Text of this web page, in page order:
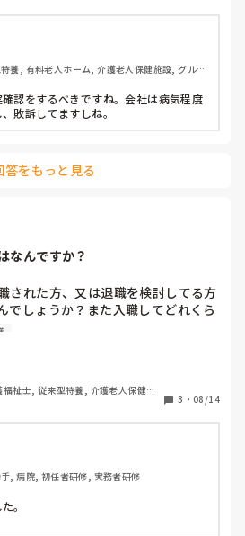
www
ゃ
しれんやん
養, 有料老人ホーム, 介護老人保健施設, グルー
認をするべきですね。会社は病気程度
敗訴してますしね。
答をもっと見る
なんですか？
された方、又は退職を検討してる方
でしょうか？また入職してどれくら
たか？
うとしています。(常勤ヘルパーで
ようか迷っていますが訪問の業界
ません。皆様の声を参考にさせてく
す。
祉士, 従来型特養, 介護老人保健施
3 ・ 08/14
, 病院, 初任者研修, 実務者研修
。